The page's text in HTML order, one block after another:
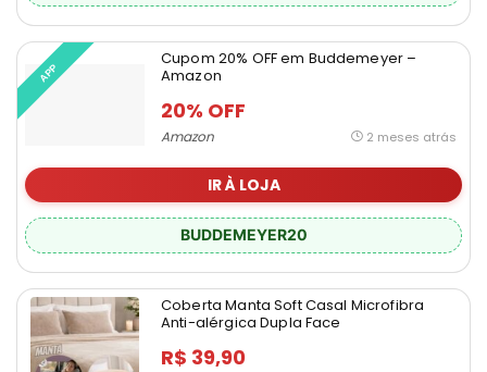
APP
Cupom 20% OFF em Buddemeyer –
Amazon
20% OFF
Amazon 2 meses atrás
IR À LOJA
BUDDEMEYER20
Coberta Manta Soft Casal Microfibra
Anti-alérgica Dupla Face
R$ 39,90